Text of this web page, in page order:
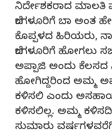
ನಿರ್ದೇಶಕರಾದ ಮಾಲತಿ
ಬೆಂಗಳೂರಿಗೆ ಬಾ ಅಂತ
ಕೊಪ್ಪಳದ ಹಿರಿಯರು,
ಬೆಂಗಳೂರಿಗೆ ಹೋಗಲು
ಅಪ್ಪಾಜಿ ಅಂದು
ಹೋಗಿದ್ದರಿಂದ ಅಮ್ಮ
ಕಳಿಸಲಿ ಎಂದು
ಕಳಿಸಲಿಲ್ಲ. ಅಮ್ಮ
ಸುಮಾರು